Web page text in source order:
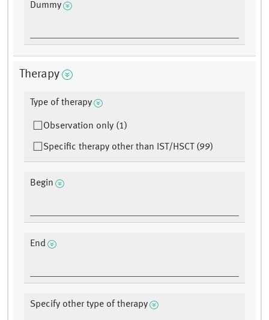
Dummy
Therapy
Type of therapy
Observation only (1)
Specific therapy other than IST/HSCT (99)
Begin
End
Specify other type of therapy